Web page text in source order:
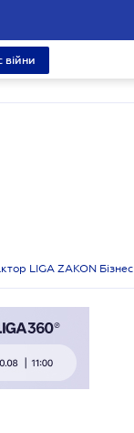
війни
LIGA ZAKON Бізнес